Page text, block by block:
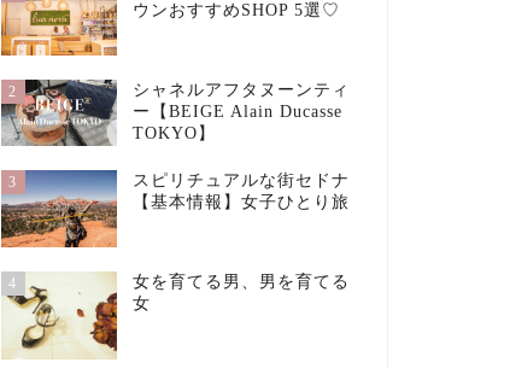
ウンおすすめSHOP 5選♡
2
シャネルアフタヌーンティ
ー【BEIGE Alain Ducasse
TOKYO】
3
スピリチュアルな街セドナ
【基本情報】女子ひとり旅
4
女を育てる男、男を育てる
女